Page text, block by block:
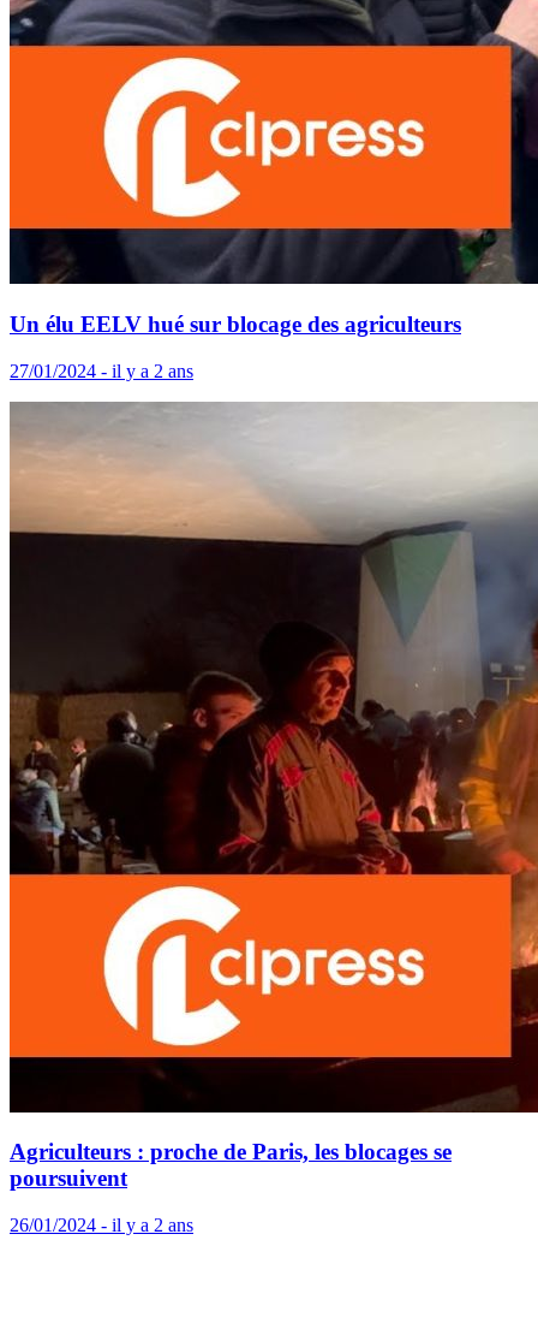
Un élu EELV hué sur blocage des agriculteurs
27/01/2024 - il y a 2 ans
Agriculteurs : proche de Paris, les blocages se
poursuivent
26/01/2024 - il y a 2 ans